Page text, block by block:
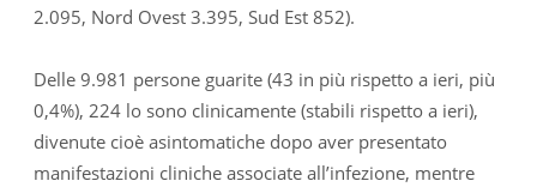
2.095, Nord Ovest 3.395, Sud Est 852).
Delle 9.981 persone guarite (43 in più rispetto a ieri, più
0,4%), 224 lo sono clinicamente (stabili rispetto a ieri),
divenute cioè asintomatiche dopo aver presentato
manifestazioni cliniche associate all’infezione, mentre